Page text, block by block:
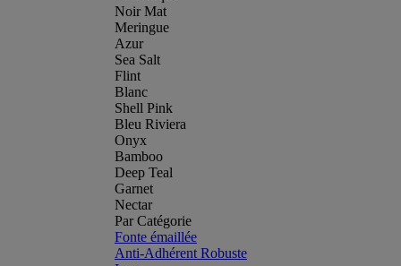
Noir Mat
Meringue
Azur
Sea Salt
Flint
Blanc
Shell Pink
Bleu Riviera
Onyx
Bamboo
Deep Teal
Garnet
Nectar
Par Catégorie
Fonte émaillée
Anti-Adhérent Robuste